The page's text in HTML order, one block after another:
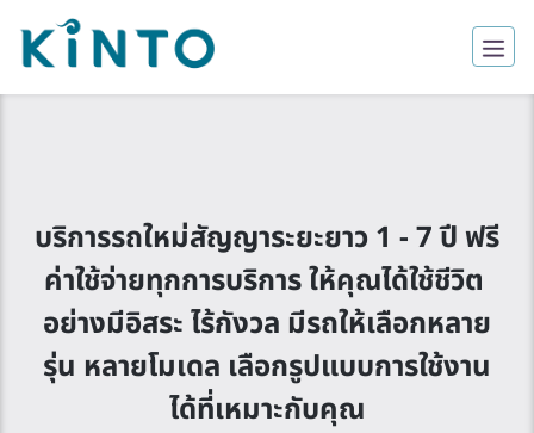
บริการรถใหม่สัญญาระยะยาว 1 - 7 ปี ฟรี
ค่าใช้จ่ายทุกการบริการ ให้คุณได้ใช้ชีวิต
อย่างมีอิสระ ไร้กังวล มีรถให้เลือกหลาย
รุ่น หลายโมเดล เลือกรูปแบบการใช้งาน
ได้ที่เหมาะกับคุณ
เปรียบเทียบรถ